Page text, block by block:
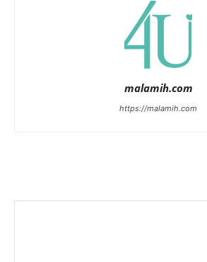
malamih.com
https://malamih.com